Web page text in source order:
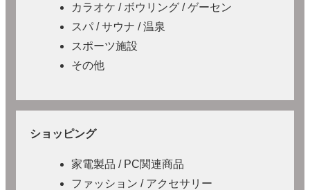
カラオケ / ボウリング / ゲーセン
スパ / サウナ / 温泉
スポーツ施設
その他
ショッピング
家電製品 / PC関連商品
ファッション / アクセサリー